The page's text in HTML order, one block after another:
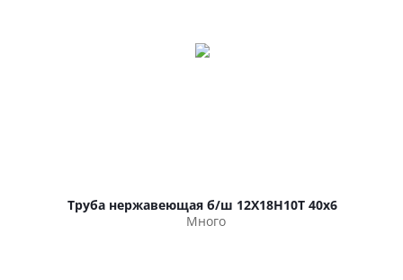
Труба нержавеющая б/ш 12Х18Н10Т 40х6
Много